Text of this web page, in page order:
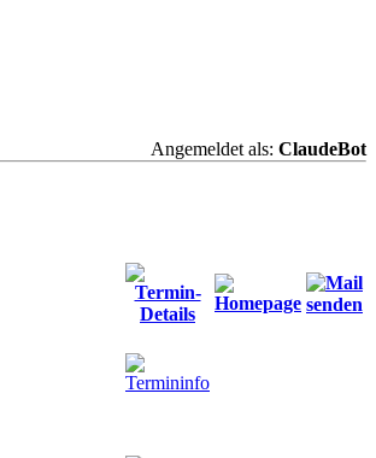
Angemeldet als: ClaudeBot